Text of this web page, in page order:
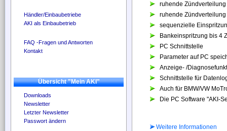
Händler/Einbaubetriebe
AKI als Einbaubetrieb
FAQ -Fragen und Antworten
Kontakt
Übersicht "Mein AKI"
Downloads
Newsletter
Letzter Newsletter
Passwort ändern
ruhende
ruhende
sequenzielle
Bankeinspritzung bis 4
PC Schnittstelle
Parameter auf PC
Anzeige- /
Schnittstelle für
Auch für BMW/VW
Die PC Software "AKI-
Weitere Informationen